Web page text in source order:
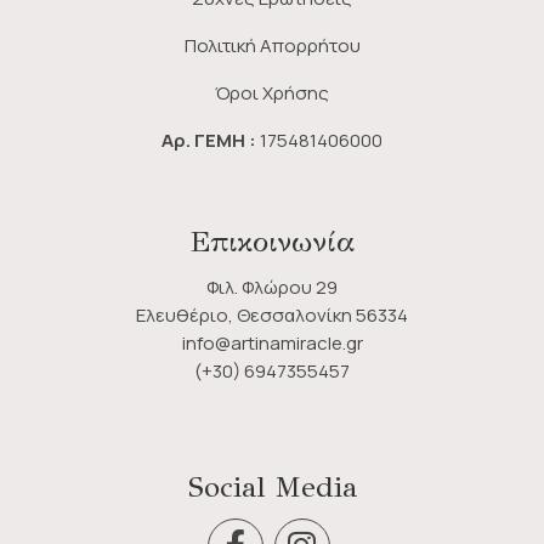
Πολιτική Απορρήτου
Όροι Χρήσης
Αρ. ΓΕΜΗ : 175481406000
Επικοινωνία
Φιλ. Φλώρου 29
Ελευθέριο, Θεσσαλονίκη 56334
info@artinamiracle.gr
(+30) 6947355457
Social Media